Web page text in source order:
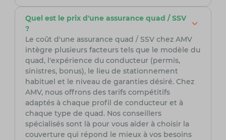
Quel est le prix d'une assurance quad / SSV
?
Le coût d'une assurance quad / SSV chez AMV
intègre plusieurs facteurs tels que le modèle du
quad, l'expérience du conducteur (permis,
sinistres, bonus), le lieu de stationnement
habituel et le niveau de garanties désiré. Chez
AMV, nous offrons des tarifs compétitifs
adaptés à chaque profil de conducteur et à
chaque type de quad. Nos conseillers
spécialisés sont là pour vous aider à choisir la
couverture qui répond le mieux à vos besoins